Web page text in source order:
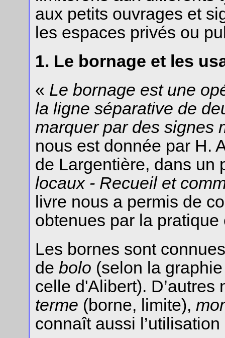
aux petits ouvrages et
les espaces privés ou
1. Le bornage et les
« Le bornage est une
la ligne séparative de
marquer par des signes
nous est donnée par H.
de Largentière, dans un
locaux - Recueil et
livre nous a permis de
obtenues par la
Les bornes sont
de bolo (selon la
celle d'Alibert).
terme (borne, limite),
connaît aussi